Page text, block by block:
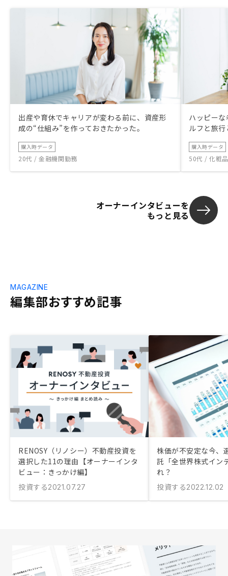
出産や育休でキャリアが変わる前に、資産形
成の“仕組み”を作っておきたかった。
購入時データ
20代 / 金融機関勤務
ハッピー
ルフと旅
購入時データ
50代 / 化粧
オーナーインタビューを
もっと見る
編集部おすすめ記事
MAGAZINE
RENOSY（リノシー）不動産投資を
選択した11の理由【オーナーインタ
ビュー：きっかけ編】
投資する2021.07.27
株価が不安定な今、
託「全世界株式イン
れ？
投資する2022.12.02